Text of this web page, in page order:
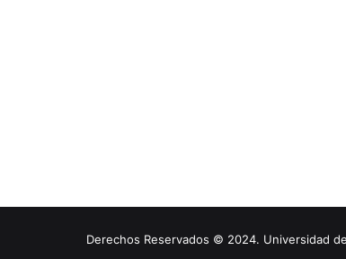
Derechos Reservados © 2024. Universidad